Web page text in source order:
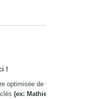
!
optimisée de votre choix,
(ex: Mathieu@gîte Nice)